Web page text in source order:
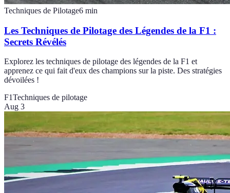
Techniques de Pilotage6 min
Les Techniques de Pilotage des Légendes de la F1 :
Secrets Révélés
Explorez les techniques de pilotage des légendes de la F1 et
apprenez ce qui fait d'eux des champions sur la piste. Des stratégies
dévoilées !
F1Techniques de pilotage
Aug 3